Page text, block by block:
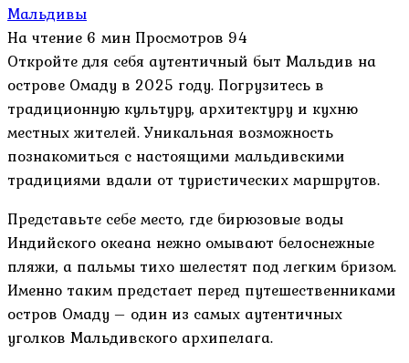
Мальдивы
На чтение 6 мин Просмотров 94
Откройте для себя аутентичный быт Мальдив на
острове Омаду в 2025 году. Погрузитесь в
традиционную культуру, архитектуру и кухню
местных жителей. Уникальная возможность
познакомиться с настоящими мальдивскими
традициями вдали от туристических маршрутов.
Представьте себе место, где бирюзовые воды
Индийского океана нежно омывают белоснежные
пляжи, а пальмы тихо шелестят под легким бризом.
Именно таким предстает перед путешественниками
остров Омаду – один из самых аутентичных
уголков Мальдивского архипелага.